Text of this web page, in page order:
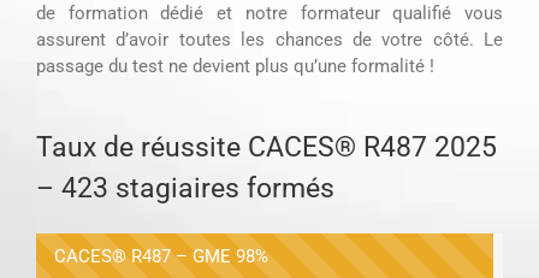
de formation dédié et notre formateur qualifié vous
assurent d’avoir toutes les chances de votre côté. Le
passage du test ne devient plus qu’une formalité !
Taux de réussite CACES® R487 2025
– 423 stagiaires formés
CACES® R487 – GME 98%